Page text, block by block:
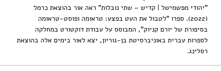
"יהודי מפשמישל | קדיש – שתי נובלות" ראה אור בהוצאת כרמל
(2022). ספרו "לטבול את העט בפצע: טראומה ופוסט-טראומה
בסיפורת של יורם קניוק", המבוסס על עבודת דוקטורט במחלקה
לספרות עברית באוניברסיטת בן-גוריון, יצא לאור בימים אלה בהוצאת
רסלינג.